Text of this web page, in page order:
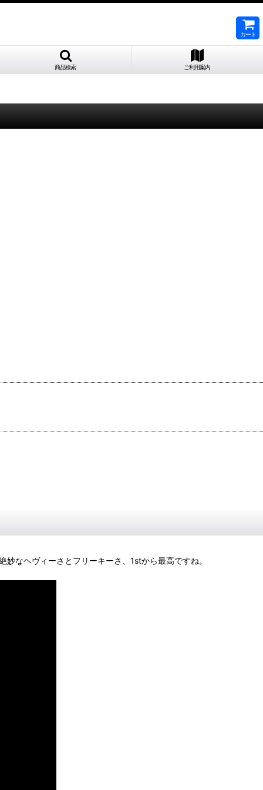
カート
商品検索 ご利用案内
なヘヴィーさとフリーキーさ、1stから最高ですね。